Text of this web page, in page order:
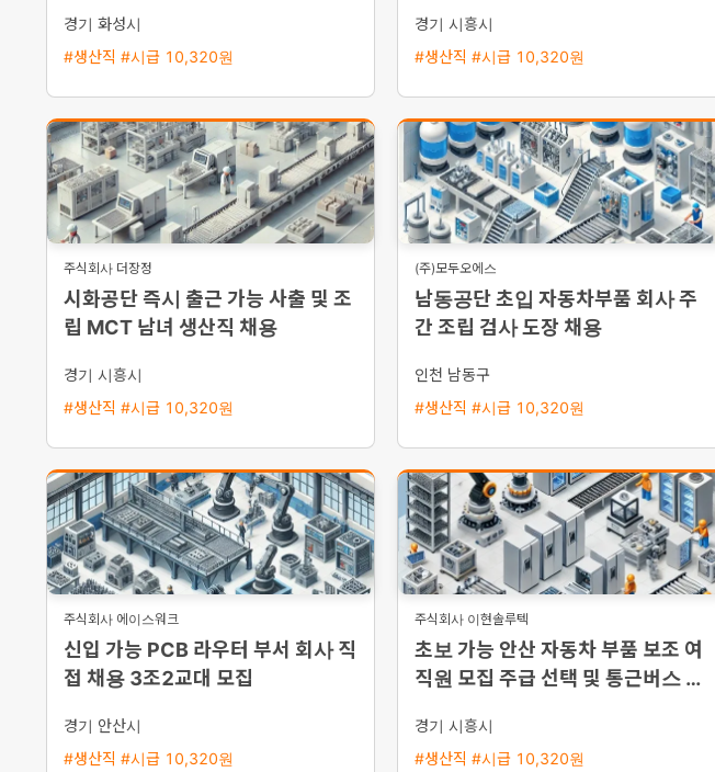
경기 화성시
#생산직 #시급 10,320원
경기 시흥시
#생산직 #시급 10,320원
주식회사 더장정
시화공단 즉시 출근 가능 사출 및 조
립 MCT 남녀 생산직 채용
경기 시흥시
#생산직 #시급 10,320원
(주)모두오에스
남동공단 초입 자동차부품 회사 주
간 조립 검사 도장 채용
인천 남동구
#생산직 #시급 10,320원
주식회사 에이스워크
신입 가능 PCB 라우터 부서 회사 직
접 채용 3조2교대 모집
경기 안산시
#생산직 #시급 10,320원
주식회사 이현솔루텍
초보 가능 안산 자동차 부품 보조 여
직원 모집 주급 선택 및 통근버스 운
경기 시흥시
#생산직 #시급 10,320원